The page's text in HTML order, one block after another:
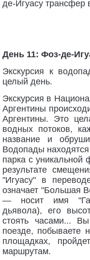
де-Игуасу трансфер
День 11: Фоз-де-
Экскурсия к
целый день.
Экскурсия в
Аргентины
Аргентины. Это
водных потоков,
название и
Водопады
парка с уникальной
результате
"Игуасу" в
означает "Большая
— носит имя
дьявола), его
стоять часами...
поезде, побываете
площадках,
маршрутам.